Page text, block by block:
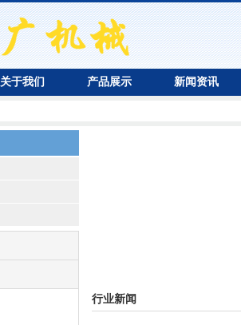
关于我们 产品展示 新闻资讯
行业新闻